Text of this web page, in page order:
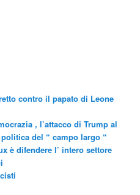
contro il papato di Leone
, l’attacco di Trump al
del “ campo largo “
è difendere l’ intero settore